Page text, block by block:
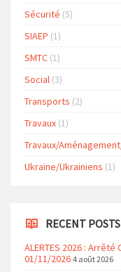
Sécurité (5)
SIAEP (1)
SMTC (1)
Social (3)
Transports (2)
Travaux (1)
Travaux/
Ukraine/Ukrainiens (1)
RECENT POSTS
ALERTES 2026 :
01/11/2026 4 août 2026